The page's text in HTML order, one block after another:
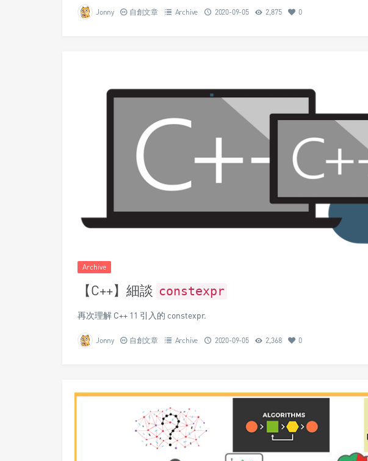
Jonny 自創文章 Archive 2020-09-05 2,875 0
Archive
【C++】細談 constexpr
再次理解 C++ 11 引入的 constexpr.
Jonny 自創文章 Archive 2020-09-05 2,368 0